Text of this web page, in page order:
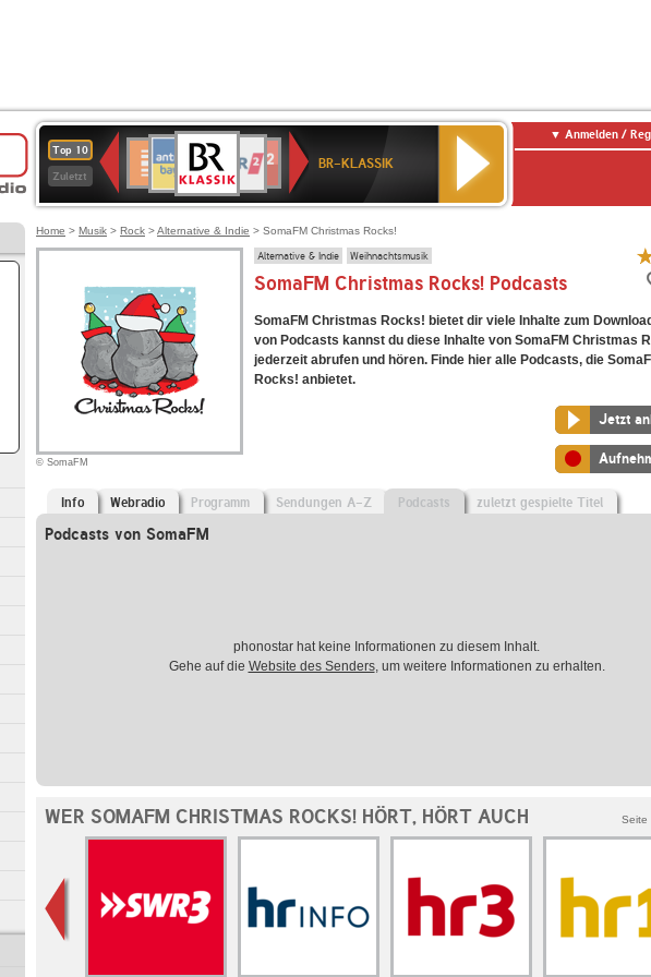
Top 10
Zuletzt
Deutschlandfunk
80er
90er
OLDIE
ANTENNE
SWR3
WDR
4
Deutschlandfunk
Kultur
ANTENNE
BAYERN
BR-
KLASSIK
WDR
2
NDR
SWR1
Baden-
Württemberg
BR-KLASSIK
Anmelden /
Home > Musik > Rock >Alternative & Indie > SomaFM Christmas Rocks!
© SomaFM
Alternative & Indie Weihnachtsmusik
SomaFM Christmas Rocks! Podcasts
SomaFM Christmas Rocks! bietet dir viele Inhalte zum
von Podcasts kannst du diese Inhalte von SomaFM Christmas
jederzeit abrufen und hören. Finde hier alle Podcasts, die
Rocks! anbietet.
Jetzt
Info Webradio Programm Sendungen A-Z Podcasts zuletzt gespielte Titel
Podcasts von SomaFM
phonostar hat keine Informationen zu diesem Inhalt.
Gehe auf die Website des Senders, um weitere Informationen zu erhalten.
WER SOMAFM CHRISTMAS ROCKS! HÖRT, HÖRT AUCH Seite